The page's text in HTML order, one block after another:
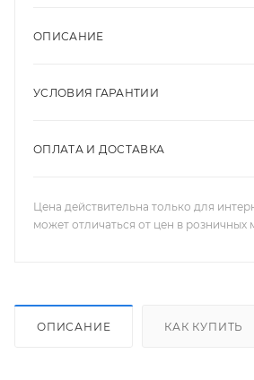
ОПИСАНИЕ
УСЛОВИЯ ГАРАНТИИ
ОПЛАТА И ДОСТАВКА
Цена действительна только для
может отличаться от цен в розничных
ОПИСАНИЕ КАК КУПИТЬ